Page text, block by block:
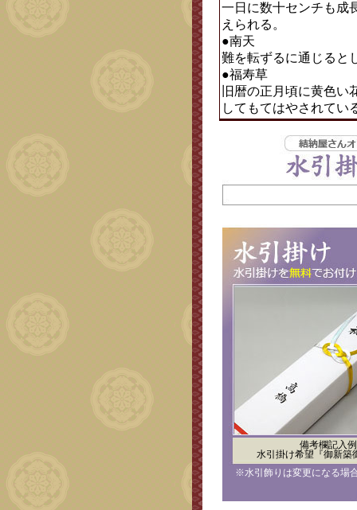
一日に数十センチも成
えられる。
●南天
難を転ずるに通じると
●福寿草
旧暦の正月頃に黄色
してもてはやされてい
備考欄記入
水引掛け希望『御新築
※水引飾りは変更になる場